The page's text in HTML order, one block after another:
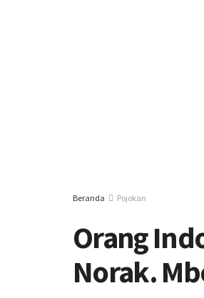
Beranda Pojokan
Orang
Norak.